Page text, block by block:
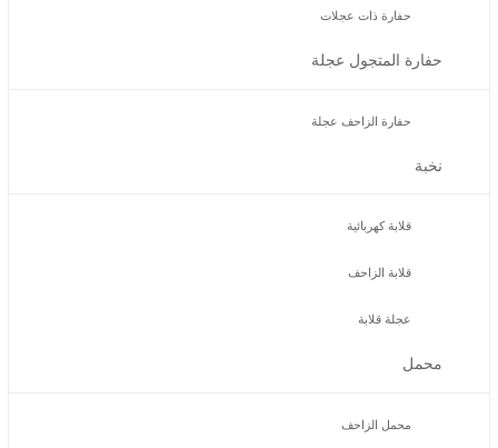
حفارة ذات عجلات
حفارة المتجول عجلة
حفارة الزاحف عجلة
نخبة
قلابة كهربائية
قلابة الزاحف
عجلة قلابة
محمل
محمل الزاحف